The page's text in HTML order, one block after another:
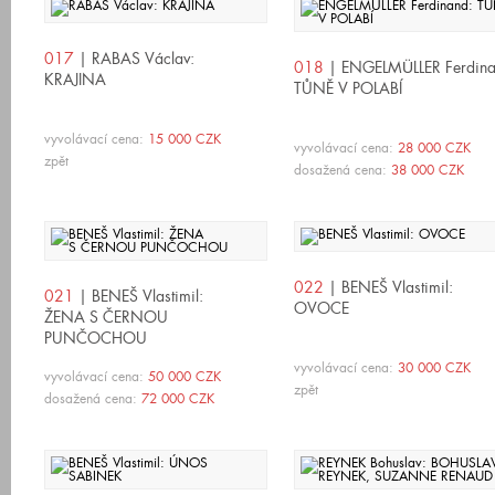
017 | RABAS Václav:
KRAJINA
vyvolávací cena: 15 000 CZK
zpět
018 | ENGELMÜLLER
TŮNĚ V POLABÍ
vyvolávací cena: 28 000 CZK
dosažená cena: 38 000 CZK
021 | BENEŠ Vlastimil:
ŽENA S ČERNOU
PUNČOCHOU
vyvolávací cena: 50 000 CZK
dosažená cena: 72 000 CZK
022 | BENEŠ Vlastimil:
OVOCE
vyvolávací cena: 30 000 CZK
zpět